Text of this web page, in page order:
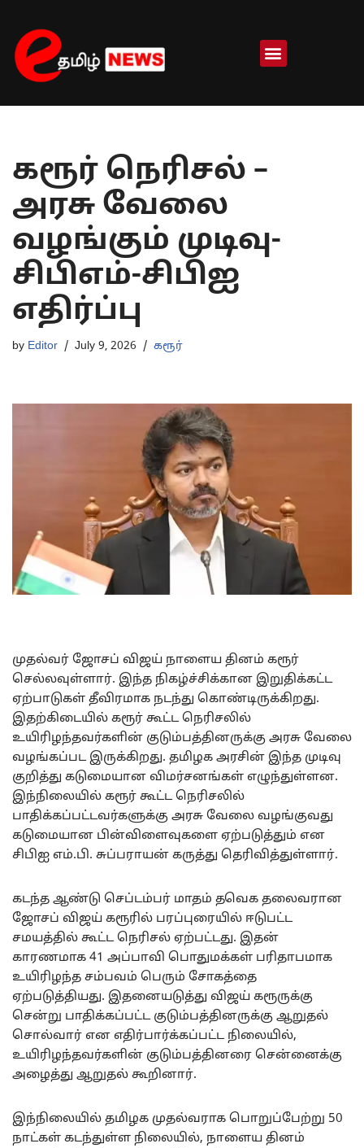
Skip
to
content
கரூர் நெரிசல் –
அரசு வேலை
வழங்கும் முடிவு-
சிபிஎம்-சிபிஐ
எதிர்ப்பு
by Editor July 9, 2026 கரூர்
முதல்வர் ஜோசப் விஜய் நாளைய தினம் கரூர்
செல்லவுள்ளார். இந்த நிகழ்ச்சிக்கான இறுதிக்கட்ட
ஏற்பாடுகள் தீவிரமாக நடந்து கொண்டிருக்கிறது.
இதற்கிடையில் கரூர் கூட்ட நெரிசலில்
உயிரிழந்தவர்களின் குடும்பத்தினருக்கு அரசு வேலை
வழங்கப்பட இருக்கிறது. தமிழக அரசின் இந்த முடிவு
குறித்து கடுமையான விமர்சனங்கள் எழுந்துள்ளன.
இந்நிலையில் கரூர் கூட்ட நெரிசலில்
பாதிக்கப்பட்டவர்களுக்கு அரசு வேலை வழங்குவது
கடுமையான பின்விளைவுகளை ஏற்படுத்தும் என
சிபிஐ எம்.பி. சுப்பராயன் கருத்து தெரிவித்துள்ளார்.
கடந்த ஆண்டு செப்டம்பர் மாதம் தவெக தலைவரான
ஜோசப் விஜய் கரூரில் பரப்புரையில் ஈடுபட்ட
சமயத்தில் கூட்ட நெரிசல் ஏற்பட்டது. இதன்
காரணமாக 41 அப்பாவி பொதுமக்கள் பரிதாபமாக
உயிரிழந்த சம்பவம் பெரும் சோகத்தை
ஏற்படுத்தியது. இதனையடுத்து விஜய் கரூருக்கு
சென்று பாதிக்கப்பட்ட குடும்பத்தினருக்கு ஆறுதல்
சொல்வார் என எதிர்பார்க்கப்பட்ட நிலையில்,
உயிரிழந்தவர்களின் குடும்பத்தினரை சென்னைக்கு
அழைத்து ஆறுதல் கூறினார்.
இந்நிலையில் தமிழக முதல்வராக பொறுப்பேற்று 50
நாட்கள் கடந்துள்ள நிலையில், நாளைய தினம்